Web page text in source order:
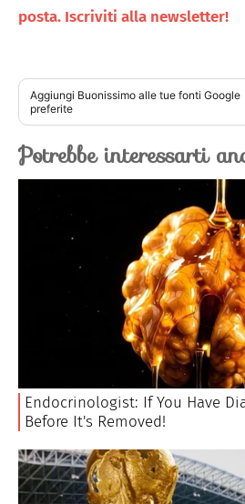
posta. Iscriviti alla newsletter!
Aggiungi Buonissimo alle tue fonti Google
preferite